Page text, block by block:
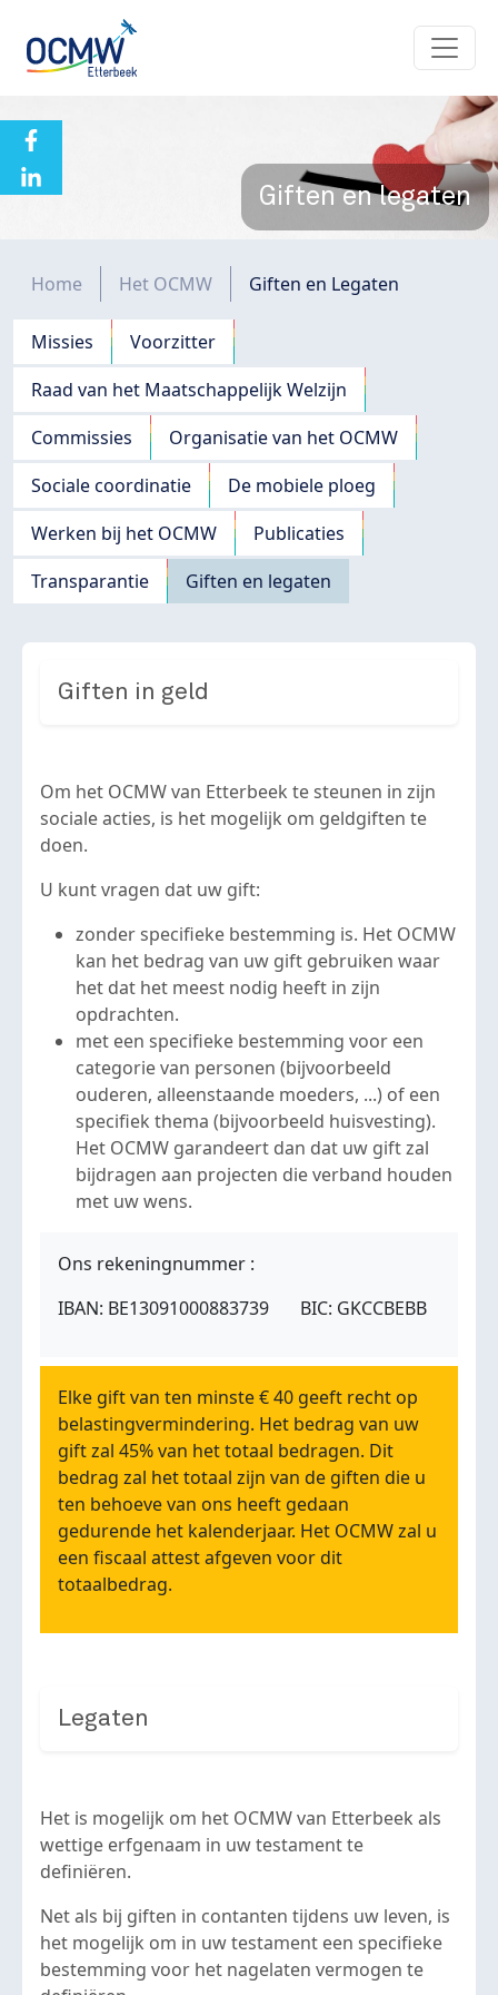
Giften en legaten
Kruimelpad
Home Het OCMW Giften en Legaten
Navigation principale
Missies
Voorzitter
Raad van het Maatschappelijk Welzijn
Commissies
Organisatie van het OCMW
Sociale coordinatie
De mobiele ploeg
Werken bij het OCMW
Publicaties
Transparantie
Giften en legaten
Giften in geld
Om het OCMW van Etterbeek te steunen in zijn
sociale acties, is het mogelijk om geldgiften te
doen.
U kunt vragen dat uw gift:
zonder specifieke bestemming is. Het OCMW
kan het bedrag van uw gift gebruiken waar
het dat het meest nodig heeft in zijn
opdrachten.
met een specifieke bestemming voor een
categorie van personen (bijvoorbeeld
ouderen, alleenstaande moeders, ...) of een
specifiek thema (bijvoorbeeld huisvesting).
Het OCMW garandeert dan dat uw gift zal
bijdragen aan projecten die verband houden
met uw wens.
Ons rekeningnummer :
IBAN: BE13091000883739 BIC: GKCCBEBB
Elke gift van ten minste € 40 geeft recht op
belastingvermindering. Het bedrag van uw
gift zal 45% van het totaal bedragen. Dit
bedrag zal het totaal zijn van de giften die u
ten behoeve van ons heeft gedaan
gedurende het kalenderjaar. Het OCMW zal u
een fiscaal attest afgeven voor dit
totaalbedrag.
Legaten
Het is mogelijk om het OCMW van Etterbeek als
wettige erfgenaam in uw testament te
definiëren.
Net als bij giften in contanten tijdens uw leven, is
het mogelijk om in uw testament een specifieke
bestemming voor het nagelaten vermogen te